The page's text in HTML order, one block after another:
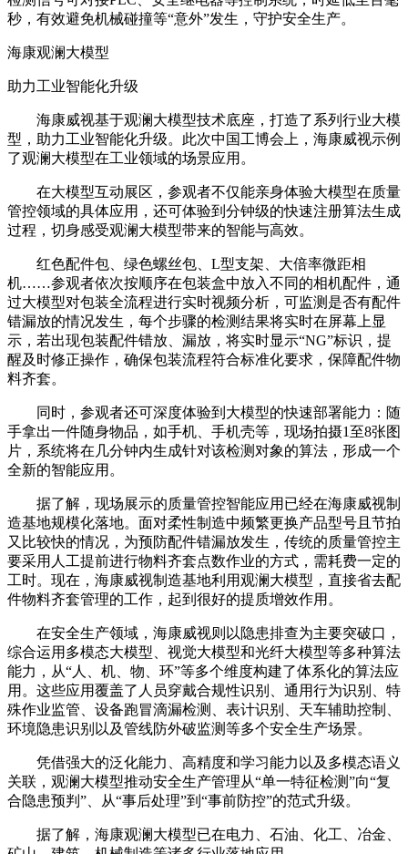
秒，有效避免机械碰撞等“意外”发生，守护安全生产。
海康观澜大模型
助力工业智能化升级
海康威视基于观澜大模型技术底座，打造了系列行业大模
型，助力工业智能化升级。此次中国工博会上，海康威视示例
了观澜大模型在工业领域的场景应用。
在大模型互动展区，参观者不仅能亲身体验大模型在质量
管控领域的具体应用，还可体验到分钟级的快速注册算法生成
过程，切身感受观澜大模型带来的智能与高效。
红色配件包、绿色螺丝包、L型支架、大倍率微距相
机……参观者依次按顺序在包装盒中放入不同的相机配件，通
过大模型对包装全流程进行实时视频分析，可监测是否有配件
错漏放的情况发生，每个步骤的检测结果将实时在屏幕上显
示，若出现包装配件错放、漏放，将实时显示“NG”标识，提
醒及时修正操作，确保包装流程符合标准化要求，保障配件物
料齐套。
同时，参观者还可深度体验到大模型的快速部署能力：随
手拿出一件随身物品，如手机、手机壳等，现场拍摄1至8张图
片，系统将在几分钟内生成针对该检测对象的算法，形成一个
全新的智能应用。
据了解，现场展示的质量管控智能应用已经在海康威视制
造基地规模化落地。面对柔性制造中频繁更换产品型号且节拍
又比较快的情况，为预防配件错漏放发生，传统的质量管控主
要采用人工提前进行物料齐套点数作业的方式，需耗费一定的
工时。现在，海康威视制造基地利用观澜大模型，直接省去配
件物料齐套管理的工作，起到很好的提质增效作用。
在安全生产领域，海康威视则以隐患排查为主要突破口，
综合运用多模态大模型、视觉大模型和光纤大模型等多种算法
能力，从“人、机、物、环”等多个维度构建了体系化的算法应
用。这些应用覆盖了人员穿戴合规性识别、通用行为识别、特
殊作业监管、设备跑冒滴漏检测、表计识别、天车辅助控制、
环境隐患识别以及管线防外破监测等多个安全生产场景。
凭借强大的泛化能力、高精度和学习能力以及多模态语义
关联，观澜大模型推动安全生产管理从“单一特征检测”向“复
合隐患预判”、从“事后处理”到“事前防控”的范式升级。
据了解，海康观澜大模型已在电力、石油、化工、冶金、